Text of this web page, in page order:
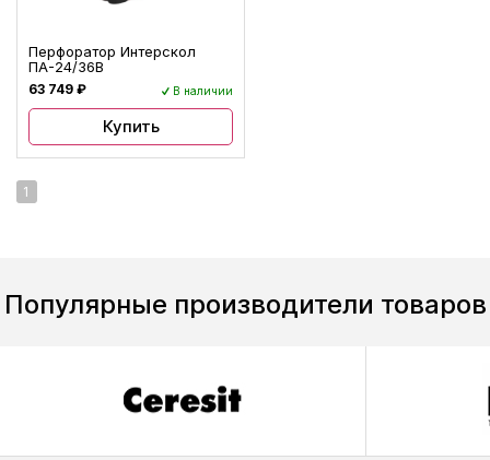
Перфоратор Интерскол
ПА-24/36В
63 749 ₽ В наличии
Купить
1
Популярные производители товаров